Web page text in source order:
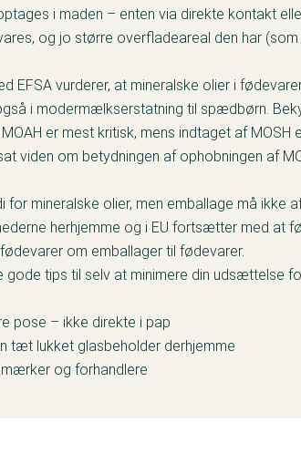
i maden – enten via direkte kontakt
og jo større overfladeareal den har
EFSA vurderer, at mineralske olier i
i modermælkserstatning til spædbørn.
er mest kritisk, mens indtaget af MOSH
viden om betydningen af ophobningen af
for mineralske olier, men emballage må ikke
herhjemme og i EU fortsætter med at
om emballager til fødevarer.
gode tips til selv at minimere din udsættelse
pose – ikke direkte i pap
tæt lukket glasbeholder derhjemme
og forhandlere